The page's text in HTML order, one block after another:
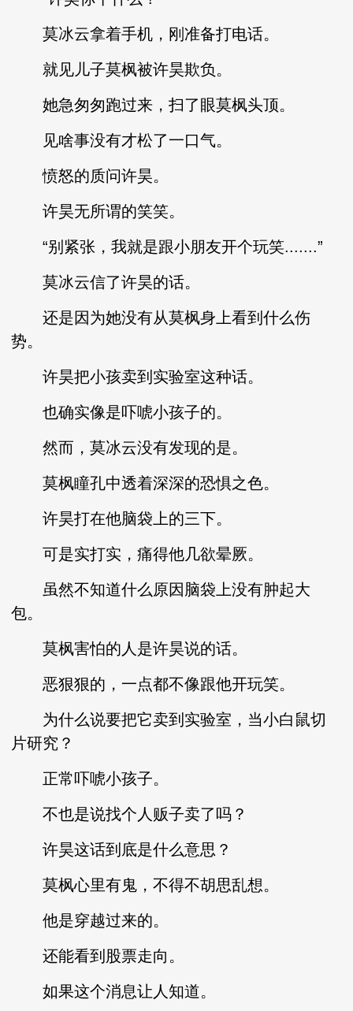
莫冰云拿着手机，刚准备打电话。
就见儿子莫枫被许昊欺负。
她急匆匆跑过来，扫了眼莫枫头顶。
见啥事没有才松了一口气。
愤怒的质问许昊。
许昊无所谓的笑笑。
“别紧张，我就是跟小朋友开个玩笑.......”
莫冰云信了许昊的话。
还是因为她没有从莫枫身上看到什么伤
势。
许昊把小孩卖到实验室这种话。
也确实像是吓唬小孩子的。
然而，莫冰云没有发现的是。
莫枫瞳孔中透着深深的恐惧之色。
许昊打在他脑袋上的三下。
可是实打实，痛得他几欲晕厥。
虽然不知道什么原因脑袋上没有肿起大
包。
莫枫害怕的人是许昊说的话。
恶狠狠的，一点都不像跟他开玩笑。
为什么说要把它卖到实验室，当小白鼠切
片研究？
正常吓唬小孩子。
不也是说找个人贩子卖了吗？
许昊这话到底是什么意思？
莫枫心里有鬼，不得不胡思乱想。
他是穿越过来的。
还能看到股票走向。
如果这个消息让人知道。